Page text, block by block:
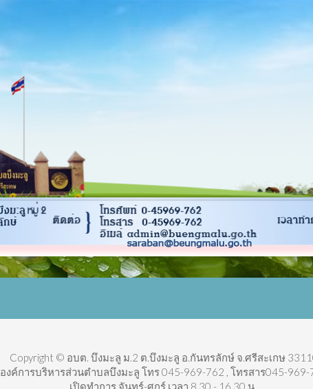
Copyright © อบต. บึงมะลู ม.2 ต.บึงมะลู อ.กันทรลักษ์ จ.ศรีสะเกษ
องค์การบริหารส่วนตำบลบึงมะลู โทร 045-969-762 , โทรสาร045-969-